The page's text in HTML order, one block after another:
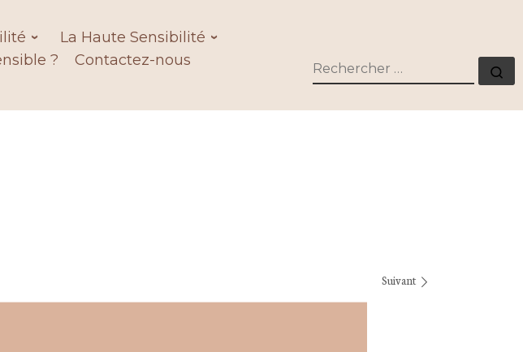
La Haute Sensibilité
? Contactez-nous RECHERCHER
Suivant